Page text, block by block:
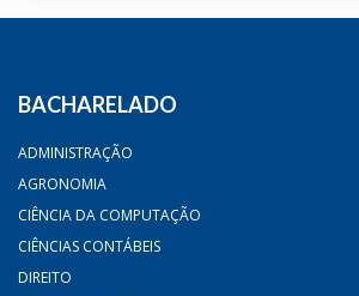
BACHARELADO
ADMINISTRAÇÃO
AGRONOMIA
CIÊNCIA DA COMPUTAÇÃO
CIÊNCIAS CONTÁBEIS
DIREITO